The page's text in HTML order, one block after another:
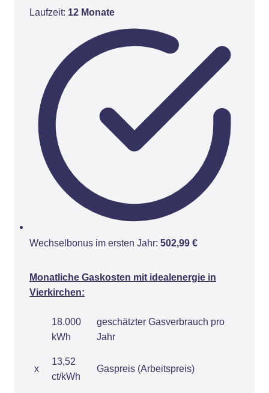
Laufzeit: 12 Monate
Wechselbonus im ersten Jahr: 502,99 €
Monatliche Gaskosten mit idealenergie in
Vierkirchen:
18.000
kWh
geschätzter Gasverbrauch pro
Jahr
x
13,52
ct/kWh
Gaspreis (Arbeitspreis)